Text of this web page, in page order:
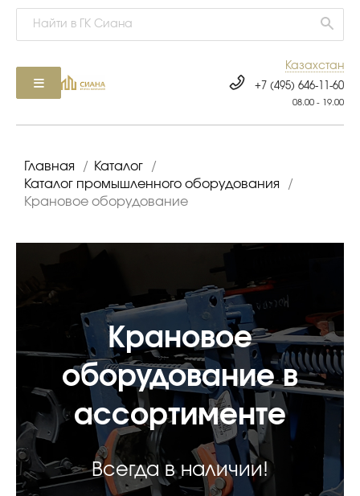
Казахстан
+7 (495) 646-11-60
08.00 - 19.00
Главная / Каталог
/
Каталог промышленного оборудования
/
Крановое оборудование
Крановое
оборудование в
ассортименте
Всегда в наличии!